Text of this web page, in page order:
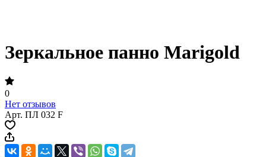
Зеркальное панно Marigold
0
Нет отзывов
Арт. ПЛ 032 F